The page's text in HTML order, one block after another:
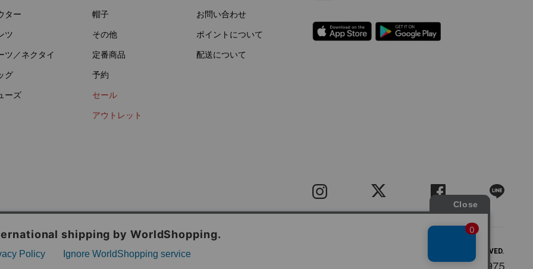
ター
ツ
ツ／ネクタイ
グ
ーズ
帽子
その他
定番商品
予約
セール
アウトレット
お問い合わせ
ポイントについて
配送について
シーポリシー COPYRIGHT(C) BIGI CO.,LTD.ALL RIGHTS RESERVED.